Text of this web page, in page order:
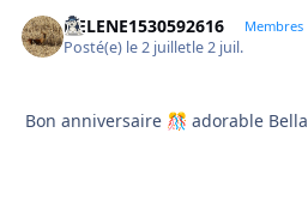
HELENE1530592616 Membres
Posté(e) le 2 juilletle 2 juil.
Bon anniversaire 🎊 adorable Bella